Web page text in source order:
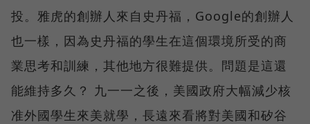
投。雅虎的創辦人來自史丹福，Google的創辦人
也一樣，因為史丹福的學生在這個環境所受的商
業思考和訓練，其他地方很難提供。問題是這還
能維持多久？ 九一一之後，美國政府大幅減少核
准外國學生來美就學，長遠來看將對美國和矽谷